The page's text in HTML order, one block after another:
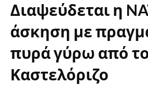
Διαψεύδεται η
άσκηση με
πυρά γύρω από
Καστελόριζο